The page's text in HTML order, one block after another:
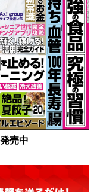
売中